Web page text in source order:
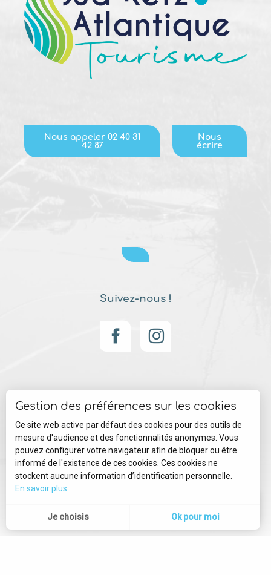
Recherche
Nous appeler 02 40 31
42 87
Nous
écrire
Suivez-nous !
Mentions légales Plan du site
Gestion des cookies
Gestion des préférences sur les cookies
Ce site web active par défaut des cookies pour des outils de
mesure d'audience et des fonctionnalités anonymes. Vous
pouvez configurer votre navigateur afin de bloquer ou être
informé de l'existence de ces cookies. Ces cookies ne
stockent aucune information d’identification personnelle.
En savoir plus
Je choisis Ok pour moi